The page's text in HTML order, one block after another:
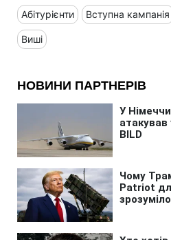
Абітурієнти Вступна кампанія
Виші